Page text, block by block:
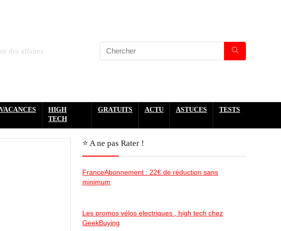
des affaires
VACANCES
HIGH
TECH
GRATUITS ACTU ASTUCES TESTS
⭐️ A ne pas Rater !
FranceAbonnement : 22€ de réduction sans
minimum
Les promos vélos electriques , high tech chez
GeekBuying